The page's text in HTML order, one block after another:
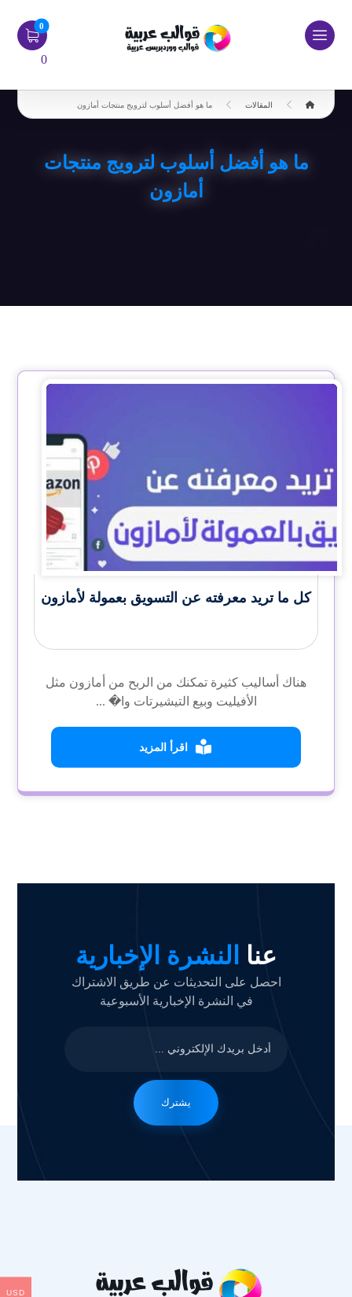
0
المقالات ما هو أفضل أسلوب لترويج منتجات أمازون
ما هو أفضل أسلوب لترويج منتجات
أمازون
كل ما تريد معرفته عن التسويق بعمولة لأمازون
هناك أساليب كثيرة تمكنك من الربح من أمازون مثل
الأفيليت وبيع التيشيرتات وا� ...
اقرأ المزيد
عنا النشرة الإخبارية
احصل على التحديثات عن طريق الاشتراك
في النشرة الإخبارية الأسبوعية
يشترك
USD